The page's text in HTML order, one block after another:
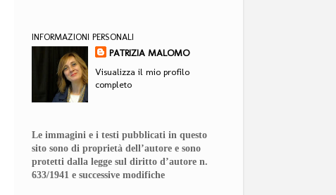
INFORMAZIONI PERSONALI
PATRIZIA MALOMO
Visualizza il mio profilo
completo
Le immagini e i testi pubblicati in questo
sito sono di proprietà dell’autore e sono
protetti dalla legge sul diritto d’autore n.
633/1941 e successive modifiche